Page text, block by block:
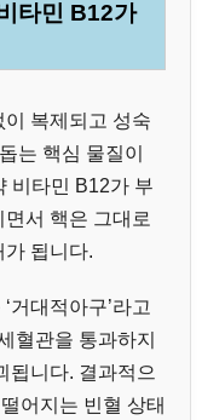
타민 B12가
복제되고 성숙
는 핵심 물질이
비타민 B12가 부
서 핵은 그대로
됩니다.
거대적아구’라고
혈관을 통과하지
됩니다. 결과적으
어지는 빈혈 상태